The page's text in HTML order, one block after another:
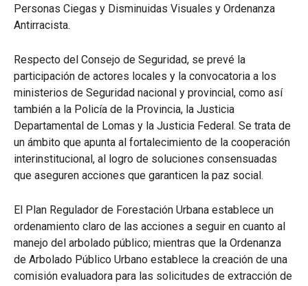
Personas Ciegas y Disminuidas Visuales y Ordenanza
Antirracista.
Respecto del Consejo de Seguridad, se prevé la
participación de actores locales y la convocatoria a los
ministerios de Seguridad nacional y provincial, como así
también a la Policía de la Provincia, la Justicia
Departamental de Lomas y la Justicia Federal. Se trata de
un ámbito que apunta al fortalecimiento de la cooperación
interinstitucional, al logro de soluciones consensuadas
que aseguren acciones que garanticen la paz social.
El Plan Regulador de Forestación Urbana establece un
ordenamiento claro de las acciones a seguir en cuanto al
manejo del arbolado público; mientras que la Ordenanza
de Arbolado Público Urbano establece la creación de una
comisión evaluadora para las solicitudes de extracción de